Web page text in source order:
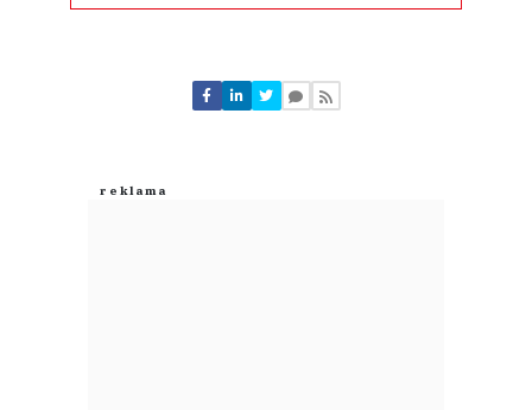
Nie znaleziono komentarzy
Zostaw swoje komentarze